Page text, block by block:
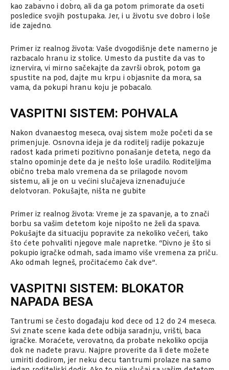
kao zabavno i dobro, ali da ga potom primorate da oseti
posledice svojih postupaka. Jer, i u životu sve dobro i loše
ide zajedno.
Primer iz realnog života: Vaše dvogodišnje dete namerno je
razbacalo hranu iz stolice. Umesto da pustite da vas to
iznervira, vi mirno sačekajte da završi obrok, potom ga
spustite na pod, dajte mu krpu i objasnite da mora, sa
vama, da pokupi hranu koju je pobacalo.
VASPITNI SISTEM: POHVALA
Nakon dvanaestog meseca, ovaj sistem može početi da se
primenjuje. Osnovna ideja je da roditelj radije pokazuje
radost kada primeti pozitivno ponašanje deteta, nego da
stalno opominje dete da je nešto loše uradilo. Roditeljima
obično treba malo vremena da se prilagode novom
sistemu, ali je on u većini slučajeva iznenađujuće
delotvoran. Pokušajte, ništa ne gubite
Primer iz realnog života: Vreme je za spavanje, a to znači
borbu sa vašim detetom koje nipošto ne želi da spava.
Pokušajte da situaciju popravite za nekoliko večeri, tako
što ćete pohvaliti njegove male napretke. “Divno je što si
pokupio igračke odmah, sada imamo više vremena za priču.
Ako odmah legneš, pročitaćemo čak dve”.
VASPITNI SISTEM: BLOKATOR
NAPADA BESA
Tantrumi se često događaju kod dece od 12 do 24 meseca.
Svi znate scene kada dete odbija saradnju, vrišti, baca
igračke. Moraćete, verovatno, da probate nekoliko opcija
dok ne nađete pravu. Najpre proverite da li dete možete
umiriti dodirom, jer neku decu tantrumi prolaze na samo